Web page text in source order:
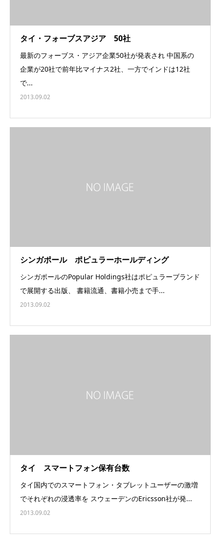
タイ・フォーブスアジア 50社
最新のフォーブス・アジア企業50社が発表され 中国系の
企業が20社で前年比マイナス2社、一方でインドは12社
で...
2013.09.02
シンガポール ポピュラーホールディング
シンガポールのPopular Holdings社はポピュラーブランド
で展開する出版、 書籍流通、書籍小売まで手...
2013.09.02
タイ スマートフォン保有台数
タイ国内でのスマートフォン・タブレットユーザーの激増
でそれぞれの浸透率を スウェーデンのEricsson社が発...
2013.09.02